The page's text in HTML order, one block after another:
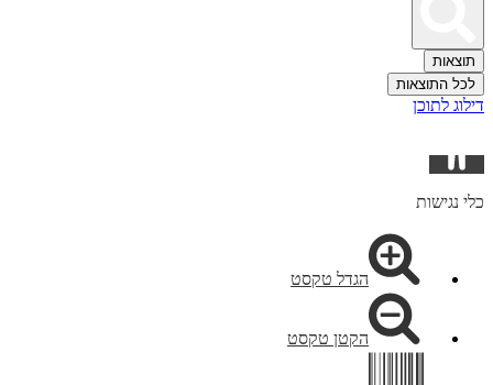
תוצאות
לכל התוצאות
דילוג לתוכן
נגישות
כלי נגישות
הגדל טקסט
הקטן טקסט